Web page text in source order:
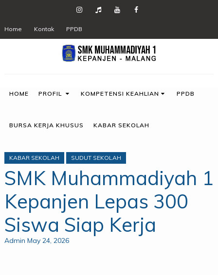
Home Kontak PPDB
HOME PROFIL KOMPETENSI KEAHLIAN PPDB
BURSA KERJA KHUSUS KABAR SEKOLAH
KABAR SEKOLAH SUDUT SEKOLAH
SMK Muhammadiyah 1
Kepanjen Lepas 300
Siswa Siap Kerja
Admin May 24, 2026